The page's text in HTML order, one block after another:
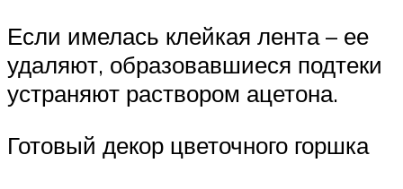
Если имелась клейкая лента – ее
удаляют, образовавшиеся подтеки
устраняют раствором ацетона.
Готовый декор цветочного горшка